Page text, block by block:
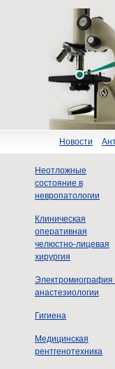
Новости
Неотложные
состояние в
невропатологии
Клиническая
оперативная
челюстно-лицевая
хирургия
Электромиография
анастезиологии
Гигиена
Медицинская
рентгенотехника